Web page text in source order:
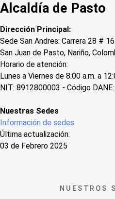
Alcaldía de Pasto
Dirección Principal:
Sede San Andres: Carrera 28 #
San Juan de Pasto, Nariño,
Horario de atención:
Lunes a Viernes de 8:00 a.m. a
NIT: 8912800003 - Código
Nuestras Sedes
Información de sedes
Última actualización:
03 de Febrero 2025
NUESTROS